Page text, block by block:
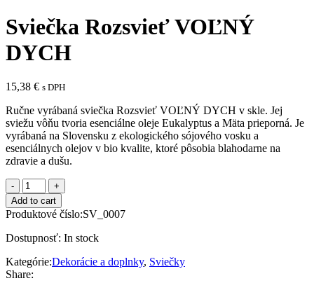
Sviečka Rozsvieť VOĽNÝ
DYCH
15,38 € s DPH
Ručne vyrábaná sviečka Rozsvieť VOĽNÝ DYCH v skle. Jej
sviežu vôňu tvoria esenciálne oleje Eukalyptus a Mäta prieporná. Je
vyrábaná na Slovensku z ekologického sójového vosku a
esenciálnych olejov v bio kvalite, ktoré pôsobia blahodarne na
zdravie a dušu.
Sviečka
Rozsvieť
VOĽNÝ
DYCH
quantity
Add to cart
Produktové číslo:SV_0007
Dostupnosť: In stock
Kategórie:Dekorácie a doplnky, Sviečky
Share: